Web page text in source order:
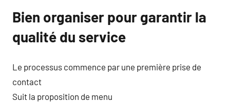
Bien organiser pour garantir la
qualité du service
Le processus commence par une première prise de
contact
Suit la proposition de menu